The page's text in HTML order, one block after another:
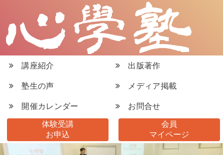
講座紹介 出版著作
塾生の声 メディア掲載
開催カレンダー お問合せ
体験受講
お申込
会員
マイページ